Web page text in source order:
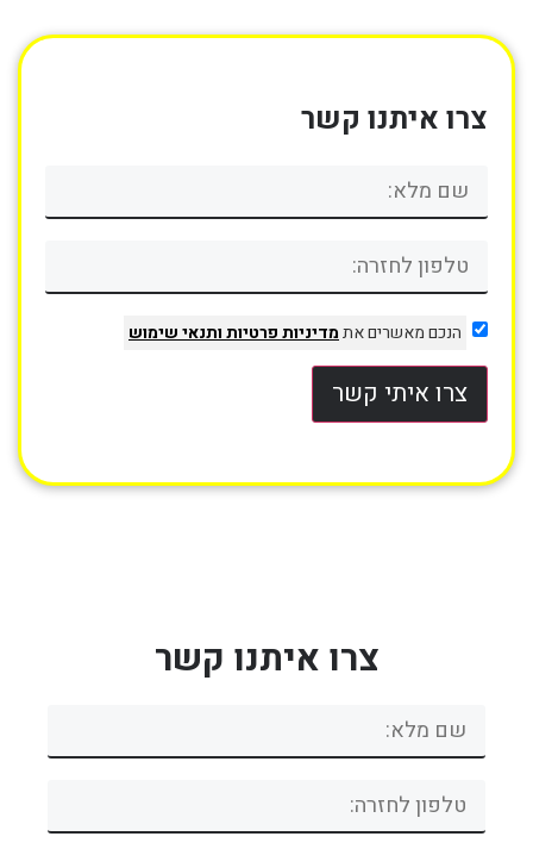
צרו איתנו קשר
הנכם מאשרים אתמדיניות פרטיותותנאי שימוש
צרו איתי קשר
צרו איתנו קשר